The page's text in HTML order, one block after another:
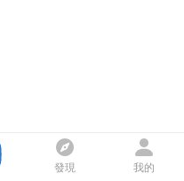
發現 我的